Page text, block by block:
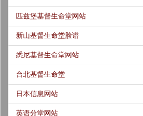
匹兹堡基督生命堂网站
新山基督生命堂脸谱
悉尼基督生命堂网站
台北基督生命堂
日本信息网站
英语分堂网站